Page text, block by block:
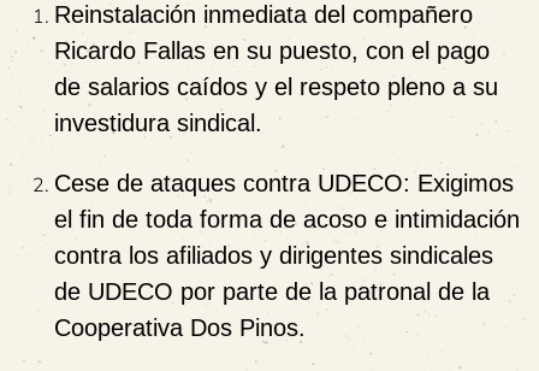
Reinstalación inmediata del compañero
Ricardo Fallas en su puesto, con el pago
de salarios caídos y el respeto pleno a su
investidura sindical.
Cese de ataques contra UDECO: Exigimos
el fin de toda forma de acoso e intimidación
contra los afiliados y dirigentes sindicales
de UDECO por parte de la patronal de la
Cooperativa Dos Pinos.